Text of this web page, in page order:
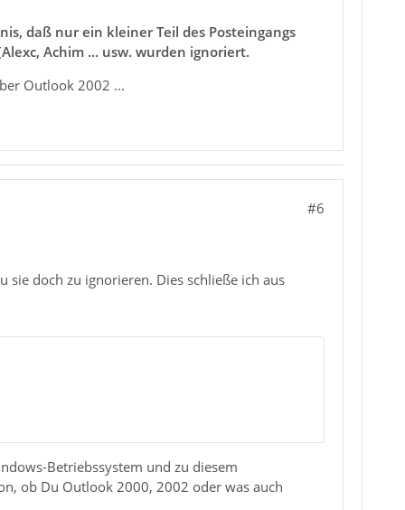
daß nur ein kleiner Teil des Posteingangs
Achim ... usw. wurden ignoriert.
Outlook 2002 ...
#6
sie doch zu ignorieren. Dies schließe ich aus
Betriebssystem und zu diesem
ob Du Outlook 2000, 2002 oder was auch